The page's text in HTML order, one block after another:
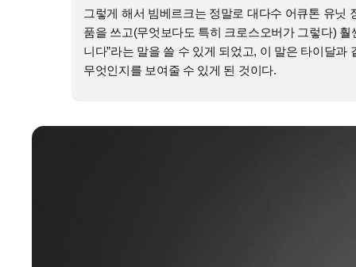
그렇게 해서 빔베르크는 정말로 대다수 어큐톤 유닛
품을 쓰고(무엇보다도 특히 크로스오버가 그렇다)
니다”라는 말을 쓸 수 있게 되었고, 이 말은 타이달
무엇인지를 보여줄 수 있게 된 것이다.